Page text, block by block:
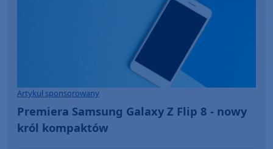
Artykuł sponsorowany
Premiera Samsung Galaxy Z Flip 8 - nowy
król kompaktów